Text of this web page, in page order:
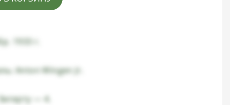
1933 г.
Anton Wingen Jr.
— 4.